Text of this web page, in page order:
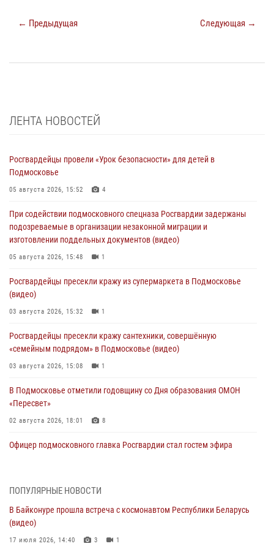
← Предыдущая Следующая →
ЛЕНТА НОВОСТЕЙ
Росгвардейцы провели «Урок безопасности» для детей в
Подмосковье
05 августа 2026, 15:52 4
При содействии подмосковного спецназа Росгвардии задержаны
подозреваемые в организации незаконной миграции и
изготовлении поддельных документов (видео)
05 августа 2026, 15:48 1
Росгвардейцы пресекли кражу из супермаркета в Подмосковье
(видео)
03 августа 2026, 15:32 1
Росгвардейцы пресекли кражу сантехники, совершённую
«семейным подрядом» в Подмосковье (видео)
03 августа 2026, 15:08 1
В Подмосковье отметили годовщину со Дня образования ОМОН
«Пересвет»
02 августа 2026, 18:01 8
Офицер подмосковного главка Росгвардии стал гостем эфира
крупную сумму в Подмосковье
31 июля 2026, 13:00
ПОПУЛЯРНЫЕ НОВОСТИ
В Байконуре прошла встреча с космонавтом Республики Беларусь
(видео)
17 июля 2026, 14:40 3 1